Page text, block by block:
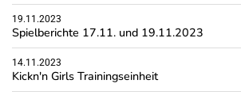
19.11.2023
Spielberichte 17.11. und 19.11.2023
14.11.2023
Kickn'n Girls Trainingseinheit